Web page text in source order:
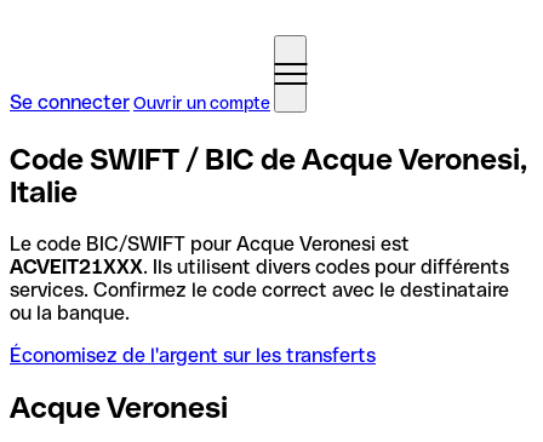
Se connecterOuvrir un compte
Code SWIFT / BIC de Acque Veronesi,
Italie
Le code BIC/SWIFT pour Acque Veronesi est
ACVEIT21XXX. Ils utilisent divers codes pour différents
services. Confirmez le code correct avec le destinataire
ou la banque.
Économisez de l'argent sur les transferts
Acque Veronesi